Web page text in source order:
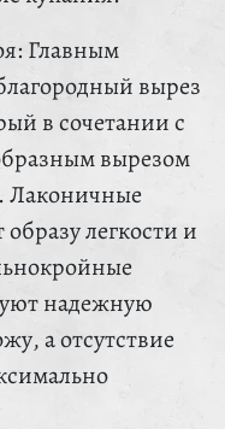
Главным
вырез
в сочетании с
вырезом
Лаконичные
легкости и
надежную
а отсутствие